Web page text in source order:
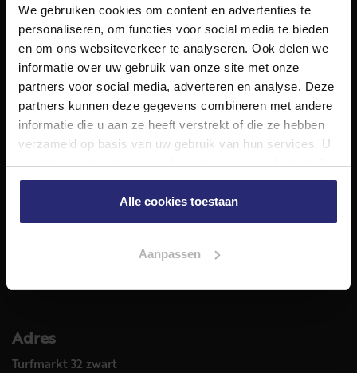
We gebruiken cookies om content en advertenties te
personaliseren, om functies voor social media te bieden
en om ons websiteverkeer te analyseren. Ook delen we
informatie over uw gebruik van onze site met onze
partners voor social media, adverteren en analyse. Deze
partners kunnen deze gegevens combineren met andere
informatie die u aan ze heeft verstrekt of die ze hebben
verzameld op basis van uw gebruik van hun services. U
gaat akkoord met onze cookies als u onze website blijft
gebruiken.
Alle cookies toestaan
Aanpassen
NET Makelaars is een modern makelaarskantoor met
decennialange ervaring in het vak en diepgaande kennis
van de huizenmarkt in Haarlem en omstreken.
Volg ons op
Diensten
Aankoop
Meer informatie over
Adres
Turfmarkt 32 zwart